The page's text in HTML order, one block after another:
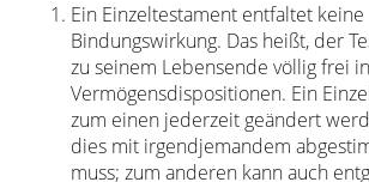
Ein Einzeltestament entfaltet keine
Bindungswirkung. Das heißt, der
zu seinem Lebensende völlig frei
Vermögensdispositionen. Ein
zum einen jederzeit geändert
dies mit irgendjemandem
muss; zum anderen kann auch